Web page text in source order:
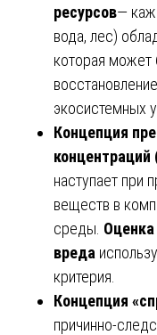
ресурсов—
вода, лес)
которая может
экосистемных
Концепция
наступает при
веществ в
среды. Оценка
вреда
критерия.
Концепция
причинно-